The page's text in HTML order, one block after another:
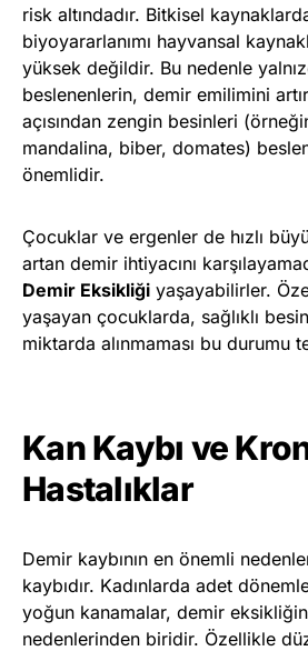
risk altındadır. Bitkisel
biyoyararlanımı hayvansal
yüksek değildir. Bu nedenle
beslenenlerin, demir emilimini
açısından zengin besinleri
mandalina, biber, domates)
önemlidir.
Çocuklar ve ergenler de hızlı
artan demir ihtiyacını
Demir Eksikliği yaşayabilirler.
yaşayan çocuklarda, sağlıklı
miktarda alınmaması bu durumu
Kan Kaybı ve
Hastalıklar
Demir kaybının en önemli
kaybıdır. Kadınlarda adet
yoğun kanamalar, demir
nedenlerinden biridir. Özellikle